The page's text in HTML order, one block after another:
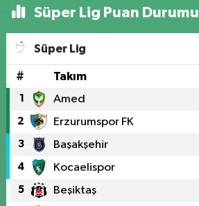
Süper Lig Puan Durumu
Süper Lig
# Takım
1 Amed
2 Erzurumspor FK
3 Başakşehir
4 Kocaelispor
5 Beşiktaş